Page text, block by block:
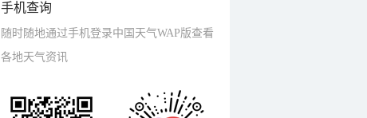
手机查询
随时随地通过手机登录中国天气WAP版查看
各地天气资讯